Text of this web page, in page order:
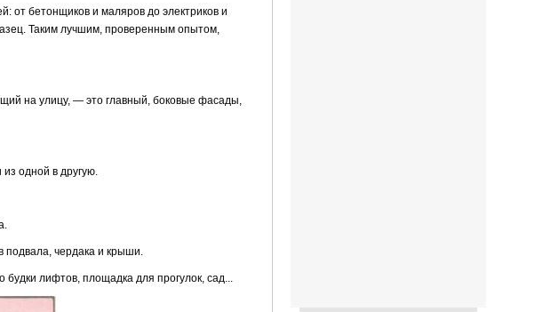
от бетонщиков и маляров до электри­ков и
Таким лучшим, проверен­ным опытом,
на улицу, — это главный, боковые фасады,
одной в другую.
подвала, чердака и крыши.
лифтов, площадка для прогу­лок, сад...